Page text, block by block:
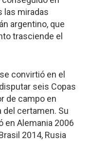
las miradas
argentino, que
trasciende el
convirtió en el
seis Copas
de campo en
del certamen. Su
en Alemania 2006
2014, Rusia